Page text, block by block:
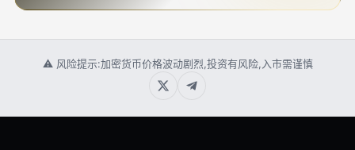
⚠ 风险提示:加密货币价格波动剧烈,投资有风险,入市需谨慎